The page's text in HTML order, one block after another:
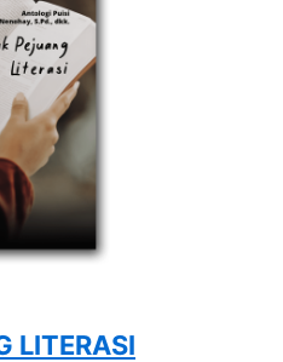
LITERASI